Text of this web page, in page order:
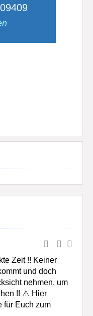
Zeit !! Keiner
und doch
nehmen, um
!! ⚠️ Hier
für Euch zum